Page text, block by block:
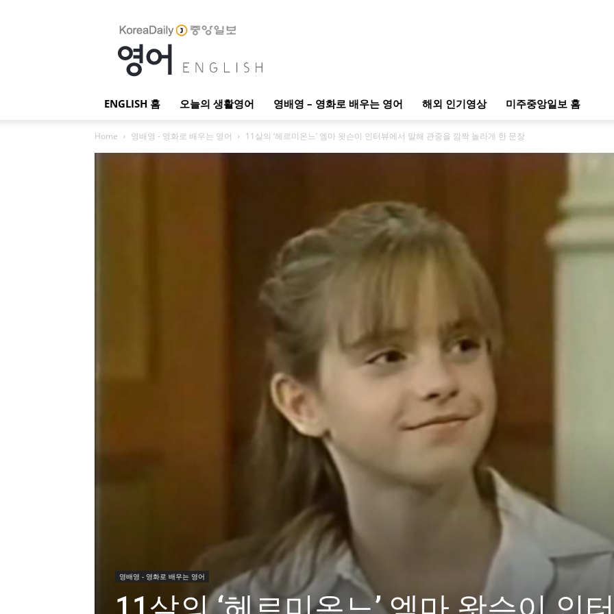
English
ENGLISH 홈 오늘의 생활영어 영배영 – 영화로 배우는 영어 해외 인기영상 미주중앙일보 홈
Home 영배영 - 영화로 배우는 영어 11살의 ‘헤르미온느’ 엠마 왓슨이 인터뷰에서 말해 관중을 깜짝 놀라게 한 문장
영배영 - 영화로 배우는 영어